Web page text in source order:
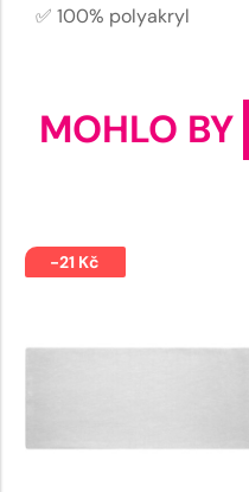
✅ 100% polyakryl
MOHLO BY
-21 Kč